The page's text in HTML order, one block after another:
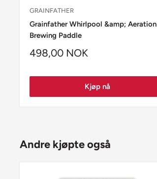
GRAINFATHER
Grainfather Whirlpool &amp; Aeration
Brewing Paddle
498,00 NOK
Kjøp nå
Andre kjøpte også